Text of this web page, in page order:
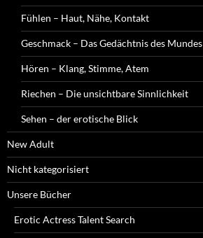
Fühlen – Haut, Nähe, Kontakt
Geschmack – Das Gedächtnis des Mundes
Hören – Klang, Stimme, Atem
Riechen – Die unsichtbare Sinnlichkeit
Sehen – der erotische Blick
New Adult
Nicht kategorisiert
Unsere Bücher
Erotic Actress Talent Search